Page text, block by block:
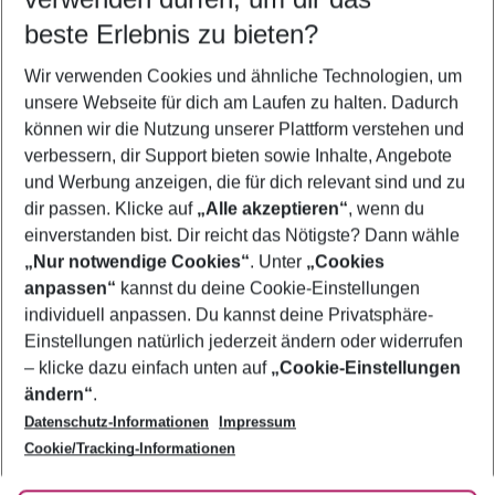
5-8 Nächte
2 Erwachsene Keine Kinder
Mehr Filter anzeigen
Footer
Footer navigation
Über uns
AGB
Bestpreisgarantie
Cookie-Einstellungen ändern
Cookie-Richtlinie
Agenturbetreuung
Barrierefreies Reisen
Folge uns
beste Erlebnis zu bieten?
Wir verwenden Cookies und ähnliche Technologien, um
unsere Webseite für dich am Laufen zu halten. Dadurch
können wir die Nutzung unserer Plattform verstehen und
verbessern, dir Support bieten sowie Inhalte, Angebote
und Werbung anzeigen, die für dich relevant sind und zu
dir passen. Klicke auf „Alle akzeptieren“, wenn du
einverstanden bist. Dir reicht das Nötigste? Dann wähle
„Nur notwendige Cookies“. Unter „Cookies
anpassen“ kannst du deine Cookie-Einstellungen
individuell anpassen. Du kannst deine Privatsphäre-
Einstellungen natürlich jederzeit ändern oder widerrufen
– klicke dazu einfach unten auf „Cookie-Einstellungen
ändern“.
Datenschutz-Informationen
Impressum
Cookie/Tracking-Informationen